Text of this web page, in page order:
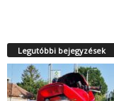
Legutóbbi bejegyzések